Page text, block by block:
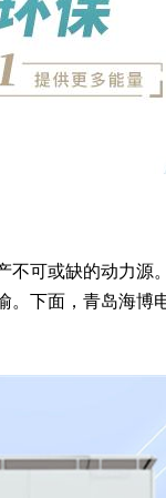
可或缺的动力源
下面，青岛海博